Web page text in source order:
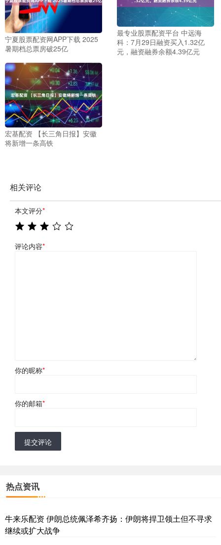
宁夏股票配资网APP下载 2025
暑期档总票房破25亿
最专业股票配资平台 中远海
科：7月29日融资买入1.32亿
元，融资融券余额4.39亿元
宏基配资 【长三角日报】安徽
将新增一条高铁
相关评论
本文评分*
评论内容*
你的昵称*
你的邮箱*
提交评论
热点资讯
牛来乐配资 伊朗总统佩泽希齐扬：伊朗将捍卫领土但不寻求
继续或扩大战争